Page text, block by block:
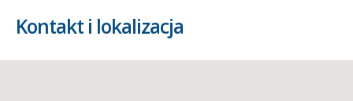
Kontakt i lokalizacja